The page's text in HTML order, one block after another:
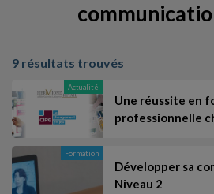
9 résultats trouvés
Actualité
Une réussite en
professionnelle
Formation
Développer sa
Niveau 2